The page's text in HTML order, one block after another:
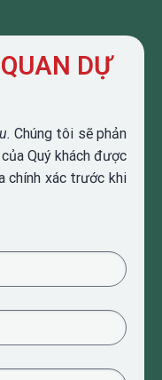
DỰ
Chúng tôi sẽ phản
Quý khách được
chính xác trước khi